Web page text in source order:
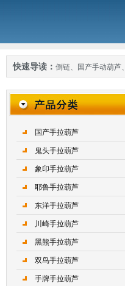
快速导读： 倒链、 国产手动葫芦、
国产手拉葫芦
鬼头手拉葫芦
象印手拉葫芦
耶鲁手拉葫芦
东洋手拉葫芦
川崎手拉葫芦
黑熊手拉葫芦
双鸟手拉葫芦
手牌手拉葫芦